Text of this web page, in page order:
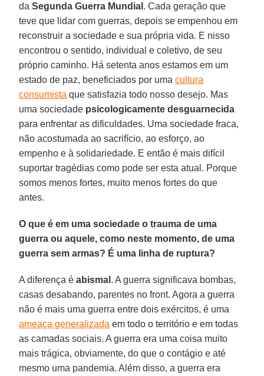
daSegunda Guerra Mundial . Cada geração que
teve que lidar com guerras, depois se empenhou em
reconstruir a sociedade e sua própria vida. E nisso
encontrou o sentido, individual e coletivo, de seu
próprio caminho. Há setenta anos estamos em um
estado de paz, beneficiados por umacultura
consumista que satisfazia todo nosso desejo. Mas
uma sociedade psicologicamente desguarnecida
para enfrentar as dificuldades. Uma sociedade fraca,
não acostumada ao sacrifício, ao esforço, ao
empenho e à solidariedade. E então é mais difícil
suportar tragédias como pode ser esta atual. Porque
somos menos fortes, muito menos fortes do que
antes.
O que é em uma sociedade o trauma de uma
guerra ou aquele, como neste momento, de uma
guerra sem armas? É uma linha de ruptura?
A diferença éabismal . A guerra significava bombas,
casas desabando, parentes no front. Agora a guerra
não é mais uma guerra entre dois exércitos, é uma
ameaça generalizada em todo o território e em todas
as camadas sociais. A guerra era uma coisa muito
mais trágica, obviamente, do que o contágio e até
mesmo uma pandemia. Além disso, a guerra era